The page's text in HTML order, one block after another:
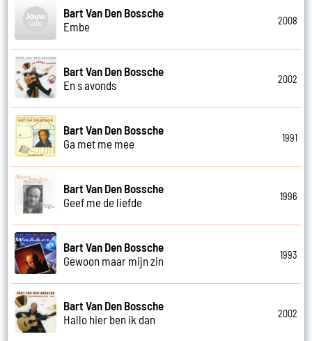
Bart Van Den Bossche
Embe
2008
Bart Van Den Bossche
En s avonds
2002
Bart Van Den Bossche
Ga met me mee
1991
Bart Van Den Bossche
Geef me de liefde
1996
Bart Van Den Bossche
Gewoon maar mijn zin
1993
Bart Van Den Bossche
Hallo hier ben ik dan
2002